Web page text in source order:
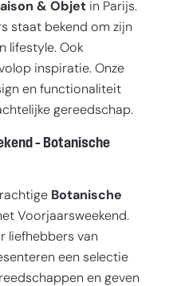
& Objetin Parijs.
staat bekend om zijn
lifestyle. Ook
inspiratie. Onze
en functionaliteit
gereedschap.
– Botanische
Botanische
Voorjaarsweekend.
liefhebbers van
een selectie
en geven